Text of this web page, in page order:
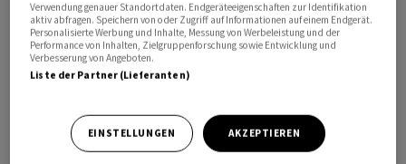
faszinierende Fahrzeuge, sondern auch eine Bühne für
technologische Innovationen, sagte der
Umweltminister. Die Schweiz fördere die Vielfalt der
Antriebe aktiv und ermutige die Automobilindustrie,
sollten nicht nur auf leistungsstarke Fahrzeuge setzen,
sondern auch auf nachhaltige Materialien, Recycling
Verwendung genauer Standortdaten. Endgeräteeigenschaften zur Identifikation
aktiv abfragen. Speichern von oder Zugriff auf Informationen auf einem Endgerät.
Personalisierte Werbung und Inhalte, Messung von Werbeleistung und der
Performance von Inhalten, Zielgruppenforschung sowie Entwicklung und
Verbesserung von Angeboten.
Liste der Partner (Lieferanten)
EINSTELLUNGEN AKZEPTIEREN